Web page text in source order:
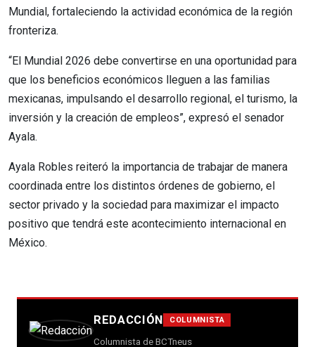
Mundial, fortaleciendo la actividad económica de la región
fronteriza.
“El Mundial 2026 debe convertirse en una oportunidad para
que los beneficios económicos lleguen a las familias
mexicanas, impulsando el desarrollo regional, el turismo, la
inversión y la creación de empleos”, expresó el senador
Ayala.
Ayala Robles reiteró la importancia de trabajar de manera
coordinada entre los distintos órdenes de gobierno, el
sector privado y la sociedad para maximizar el impacto
positivo que tendrá este acontecimiento internacional en
México.
REDACCIÓN COLUMNISTA
Columnista de BCTneus